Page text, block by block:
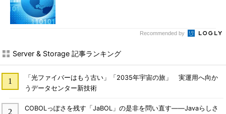
雲の上のWindows 10、夢のDaaSはハードルが高い
令和7981年12月31日、それはWindows最後の日
由来がはっきりしないWindowsの“謎”仕様──Windowsの雑
たの？」「そんなばかな！」
Hyper-V Server 2019ってどうなの？ どうしたの？
Recommended by
Server & Storage 記事ランキング
「光ファイバーはもう古い」「2035年宇宙の旅」 実運用へ向か
うデータセンター新技術
COBOLっぽさを残す「JaBOL」の是非を問い直す――Javaらしさ